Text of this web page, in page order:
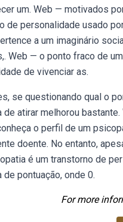
um. Web — motivados
de personalidade usado
a um imaginário
Web — o ponto fraco de
de vivenciar as.
se questionando qual o
atirar melhorou
o perfil de um
doente. No entanto,
é um transtorno de
pontuação, onde 0.
For more